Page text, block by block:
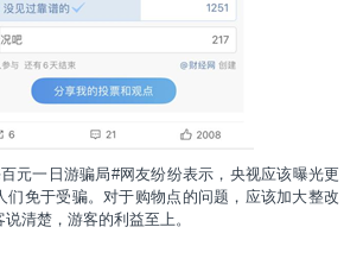
元一日游骗局#网友纷纷表示，央视应该曝光更
们免于受骗。对于购物点的问题，应该加大整改
清楚，游客的利益至上。